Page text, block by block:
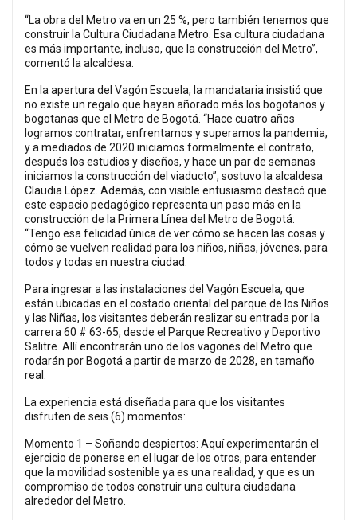
“La obra del Metro va en un 25 %, pero también tenemos que
construir la Cultura Ciudadana Metro. Esa cultura ciudadana
es más importante, incluso, que la construcción del Metro”,
comentó la alcaldesa.
En la apertura del Vagón Escuela, la mandataria insistió que
no existe un regalo que hayan añorado más los bogotanos y
bogotanas que el Metro de Bogotá. “Hace cuatro años
logramos contratar, enfrentamos y superamos la pandemia,
y a mediados de 2020 iniciamos formalmente el contrato,
después los estudios y diseños, y hace un par de semanas
iniciamos la construcción del viaducto”, sostuvo la alcaldesa
Claudia López. Además, con visible entusiasmo destacó que
este espacio pedagógico representa un paso más en la
construcción de la Primera Línea del Metro de Bogotá:
“Tengo esa felicidad única de ver cómo se hacen las cosas y
cómo se vuelven realidad para los niños, niñas, jóvenes, para
todos y todas en nuestra ciudad.
Para ingresar a las instalaciones del Vagón Escuela, que
están ubicadas en el costado oriental del parque de los Niños
y las Niñas, los visitantes deberán realizar su entrada por la
carrera 60 # 63-65, desde el Parque Recreativo y Deportivo
Salitre. Allí encontrarán uno de los vagones del Metro que
rodarán por Bogotá a partir de marzo de 2028, en tamaño
real.
La experiencia está diseñada para que los visitantes
disfruten de seis (6) momentos:
Momento 1 – Soñando despiertos: Aquí experimentarán el
ejercicio de ponerse en el lugar de los otros, para entender
que la movilidad sostenible ya es una realidad, y que es un
compromiso de todos construir una cultura ciudadana
alrededor del Metro.